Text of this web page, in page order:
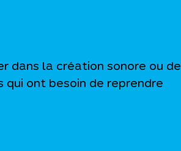
dans la création sonore ou de
qui ont besoin de reprendre